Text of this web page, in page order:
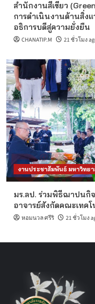
สำนักงานสีเขียว
การดำเนินงานด้านสิ่ง
อธิการบดีสู่ความยั่งยืน
CHANATIP.M 21 ชั่วโมง
งานประชาสัมพันธ์ มหาวิทย
มร.ลป. ร่วมพิธีฌาปนกิ
อาจารย์สังกัดคณะเทค
หอมนวล ศรีริ 21 ชั่วโมง